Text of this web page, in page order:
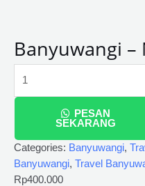
Banyuwangi –
PESAN
SEKARANG
Categories: Banyuwangi,
Banyuwangi, Travel
Rp400.000